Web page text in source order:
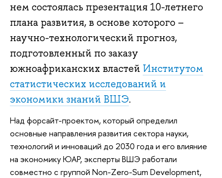
нем состоялась презентация 10-летнего
плана развития, в основе которого –
научно-технологический прогноз,
подготовленный по заказу
южноафриканских властей Институтом
статистических исследований и
экономики знаний ВШЭ.
Над форсайт-проектом, который определил
основные направления развития сектора науки,
технологий и инноваций до 2030 года и его влияние
на экономику ЮАР, эксперты ВШЭ работали
совместно с группой Non-Zero-Sum Development,